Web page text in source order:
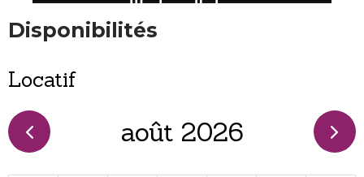
Disponibilités
Locatif
août 2026